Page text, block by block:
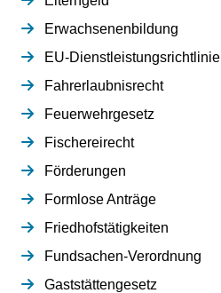
Erwachsenenbildung
EU-Dienstleistungsrichtlinie
Fahrerlaubnisrecht
Feuerwehrgesetz
Fischereirecht
Förderungen
Formlose Anträge
Friedhofstätigkeiten
Fundsachen-Verordnung
Gaststättengesetz